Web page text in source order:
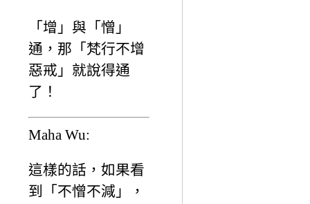
「增」與「憎」
通，那「梵行不增
惡戒」就說得通
了！
Maha Wu:
這樣的話，如果看
到「不憎不減」，